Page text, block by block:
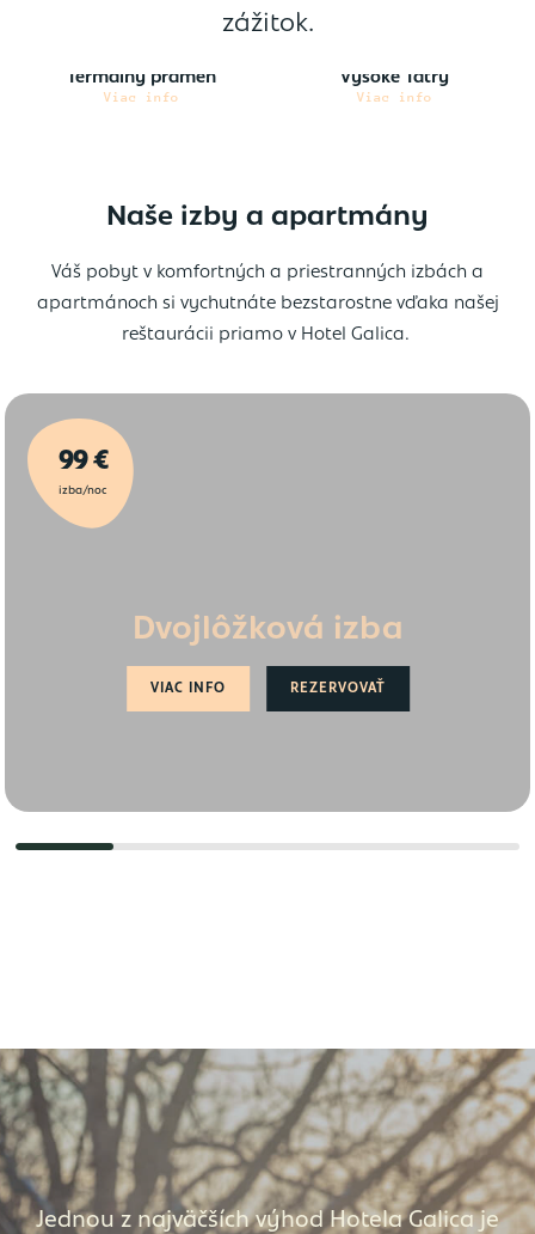
zážitok.
Vysoké Tatry
Viac info
Reštaurácia
Viac info
Naše izby a apartmány
Váš pobyt v komfortných a priestranných izbách a
apartmánoch si vychutnáte bezstarostne vďaka našej
reštaurácii priamo v Hotel Galica.
99 €
izba/noc
Dvojlôžková izba
VIAC INFO REZERVOVAŤ
Jednou z najväčších výhod Hotela Galica je